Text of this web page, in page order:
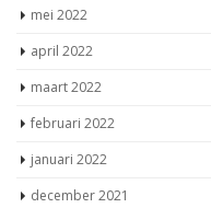
mei 2022
april 2022
maart 2022
februari 2022
januari 2022
december 2021